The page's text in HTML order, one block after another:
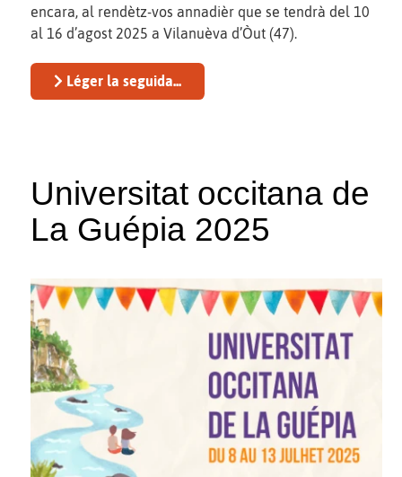
encara, al rendètz-vos annadièr que se tendrà del 10
al 16 d’agost 2025 a Vilanuèva d’Òut (47).
Léger la seguida...
Universitat occitana de
La Guépia 2025